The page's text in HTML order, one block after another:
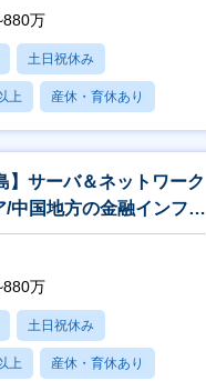
万
土日祝休み
上 産休・育休あり
】サーバ＆ネットワーク
/中国地方の金融インフラ
事です！
万
土日祝休み
上 産休・育休あり